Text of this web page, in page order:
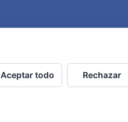
Aceptar todo Rechazar